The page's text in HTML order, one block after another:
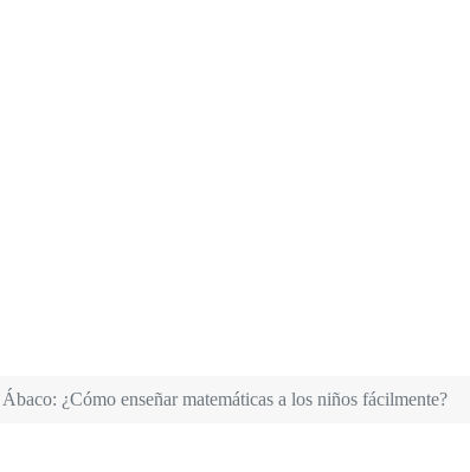
Ábaco: ¿Cómo enseñar matemáticas a los niños fácilmente?